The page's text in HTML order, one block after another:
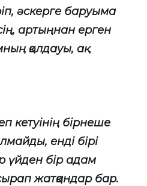
әскерге баруыма
артыңнан ерген
қолдауы, ақ
кетуінің бірнеше
енді бірі
үйден бір адам
жатқандар бар.